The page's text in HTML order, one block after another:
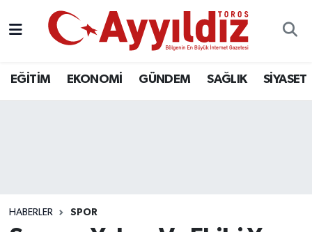
EĞİTİM EKONOMİ GÜNDEM SAĞLIK SİYASET
HABERLER SPOR